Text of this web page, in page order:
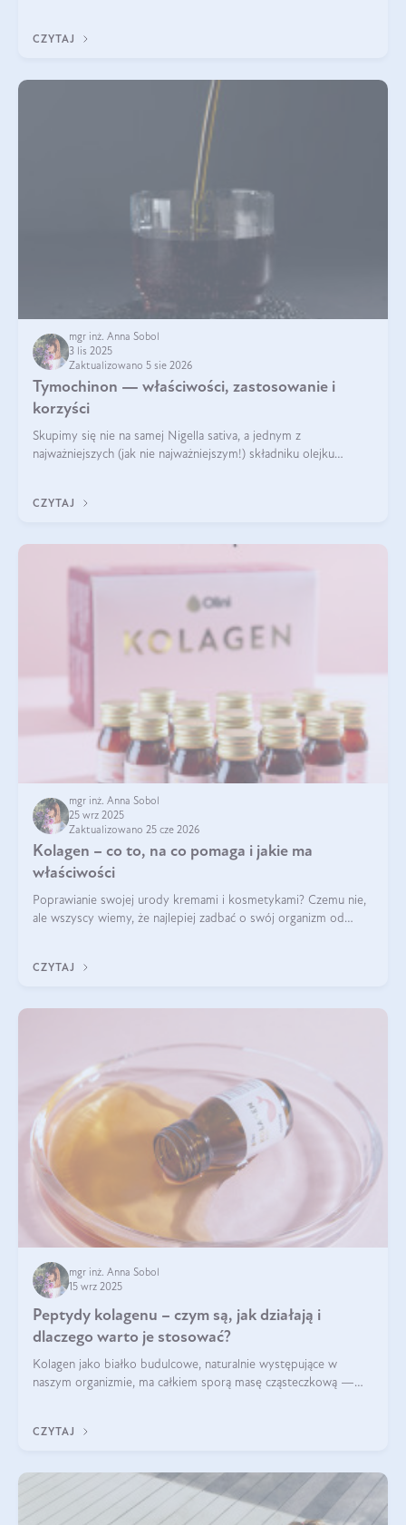
CZYTAJ
mgr inż. Anna Sobol
3 lis 2025
Zaktualizowano 5 sie 2026
Tymochinon — właściwości, zastosowanie i
korzyści
Skupimy się nie na samej Nigella sativa, a jednym z
najważniejszych (jak nie najważniejszym!) składniku olejku
CZYTAJ
mgr inż. Anna Sobol
25 wrz 2025
Zaktualizowano 25 cze 2026
Kolagen – co to, na co pomaga i jakie ma
właściwości
Poprawianie swojej urody kremami i kosmetykami? Czemu nie,
ale wszyscy wiemy, że najlepiej zadbać o swój organizm od
wysokiej jakości suplem
CZYTAJ
mgr inż. Anna Sobol
15 wrz 2025
Peptydy kolagenu – czym są, jak działają i
dlaczego warto je stosować?
Kolagen jako białko budulcowe, naturalnie występujące w
naszym organizmie, ma całkiem sporą masę cząsteczkową —
bardziej biodostępny
CZYTAJ